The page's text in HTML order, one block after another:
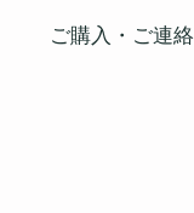
ご購入・ご連絡